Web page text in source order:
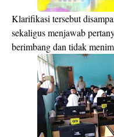
Klarifikasi tersebut
sekaligus menjawab
berimbang dan tidak